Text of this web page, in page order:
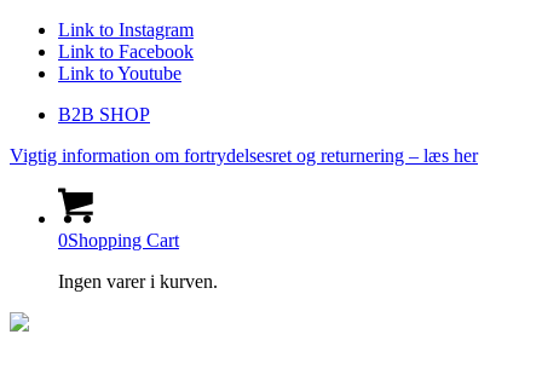
Link to Instagram
Link to Facebook
Link to Youtube
B2B SHOP
Vigtig information om fortrydelsesret og returnering – læs her
0Shopping Cart
Ingen varer i kurven.